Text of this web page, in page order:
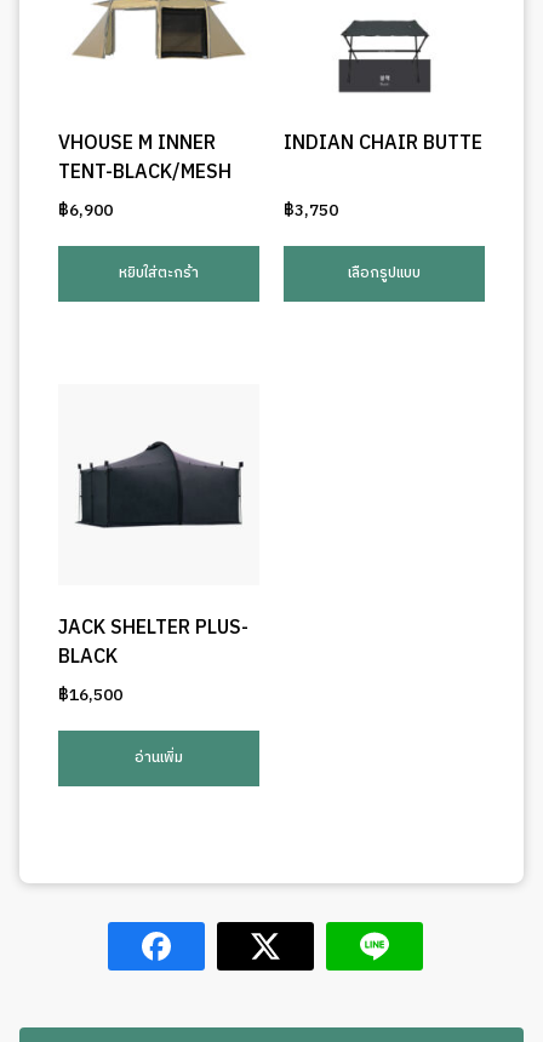
VHOUSE M INNER
TENT-BLACK/MESH
฿6,900
หยิบใส่ตะกร้า
INDIAN CHAIR BUTTE
฿3,750
เลือกรูปแบบ
This
has
JACK SHELTER PLUS-
BLACK
฿16,500
อ่านเพิ่ม